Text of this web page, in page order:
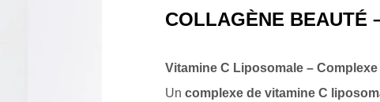
COLLAGÈNE BEAUTÉ
Vitamine C Liposomale –
Un complexe de vitamine C